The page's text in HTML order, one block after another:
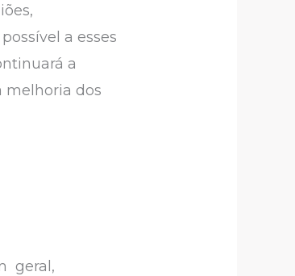
a esses
a
melhoria dos
geral,